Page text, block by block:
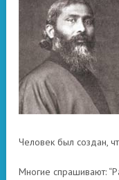
Человек был создан,
Многие спрашивают: